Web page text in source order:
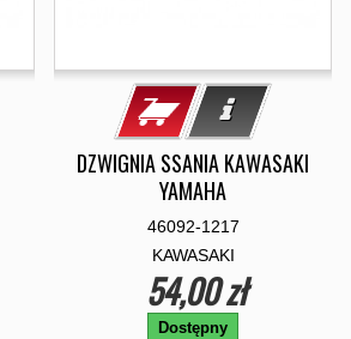
DZWIGNIA SSANIA KAWASAKI
YAMAHA
46092-1217
KAWASAKI
54,00 zł
Dostępny